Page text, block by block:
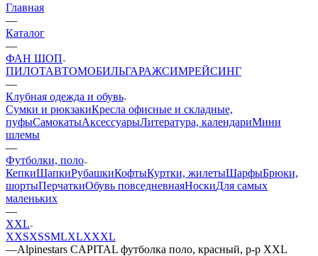
Главная
—
Каталог
—
ФАН ШОП
ПИЛОТАВТОМОБИЛЬГАРАЖСИМРЕЙСИНГ
—
Клубная одежда и обувь
Сумки и рюкзакиКресла офисные и складные,
пуфыСамокатыАксессуарыЛитература, календариМини
шлемы
—
Футболки, поло
КепкиШапкиРубашкиКофтыКуртки, жилетыШарфыБрюки,
шортыПерчаткиОбувь повседневнаяНоскиДля самых
маленьких
—
XXL
XXSXSSMLXLXXXL
—Alpinestars CAPITAL футболка поло, красный, р-р XXL